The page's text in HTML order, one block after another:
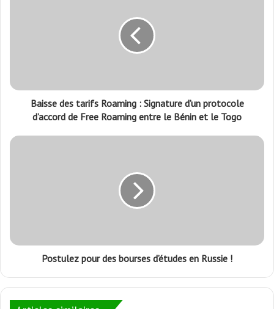
Baisse des tarifs Roaming : Signature d’un protocole
d’accord de Free Roaming entre le Bénin et le Togo
Postulez pour des bourses d’études en Russie !